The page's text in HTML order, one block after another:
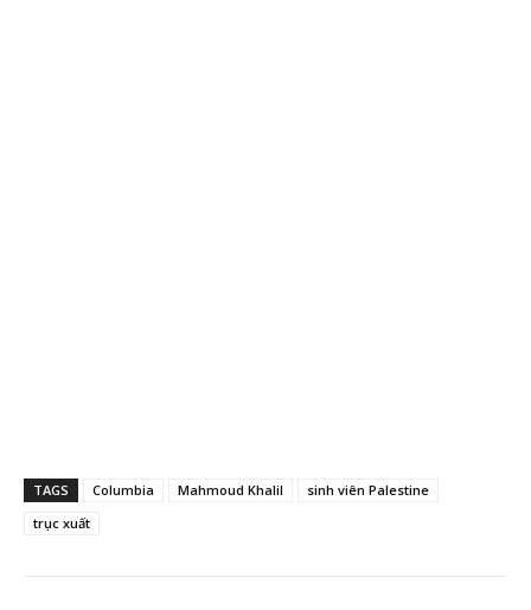
TAGS Columbia Mahmoud Khalil
sinh viên Palestine
trục xuất